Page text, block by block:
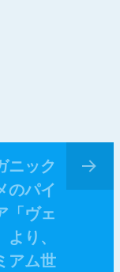
ニック
のパイ
「ヴェ
より、
アム世